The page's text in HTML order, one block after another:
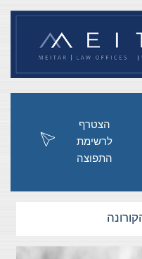
הצטרף
לרשימת
התפוצה